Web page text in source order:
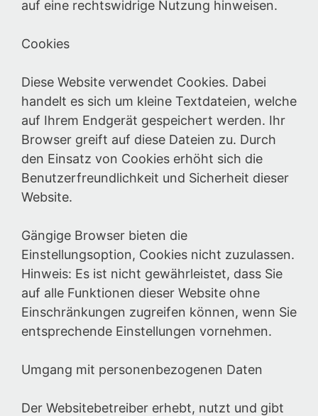
auf eine rechtswidrige Nutzung hinweisen.
Cookies
Diese Website verwendet Cookies. Dabei
handelt es sich um kleine Textdateien, welche
auf Ihrem Endgerät gespeichert werden. Ihr
Browser greift auf diese Dateien zu. Durch
den Einsatz von Cookies erhöht sich die
Benutzerfreundlichkeit und Sicherheit dieser
Website.
Gängige Browser bieten die
Einstellungsoption, Cookies nicht zuzulassen.
Hinweis: Es ist nicht gewährleistet, dass Sie
auf alle Funktionen dieser Website ohne
Einschränkungen zugreifen können, wenn Sie
entsprechende Einstellungen vornehmen.
Umgang mit personenbezogenen Daten
Der Websitebetreiber erhebt, nutzt und gibt